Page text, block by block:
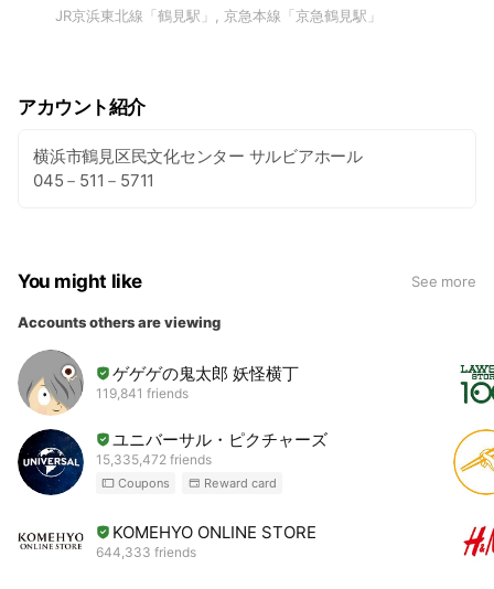
JR京浜東北線「鶴見駅」, 京急本線「京急鶴見駅」
アカウント紹介
横浜市鶴見区民文化センター サルビアホール
045－511－5711
You might like See more
Accounts others are viewing
ゲゲゲの鬼太郎 妖怪横丁
119,841 friends
ユニバーサル・ピクチャーズ
15,335,472 friends
Coupons Reward card
KOMEHYO ONLINE STORE
644,333 friends